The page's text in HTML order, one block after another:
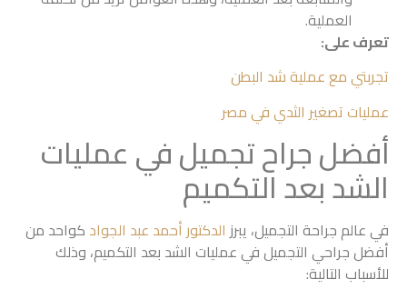
العملية.
تعرف على:
تجربتي مع عملية شد البطن
عمليات تصغير الثدي في مصر
أفضل جراح تجميل في عمليات
الشد بعد التكميم
في عالم جراحة التجميل، يبرزالدكتور أحمد عبد الجواد كواحد من
أفضل جراحي التجميل في عمليات الشد بعد التكميم، وذلك
للأسباب التالية: